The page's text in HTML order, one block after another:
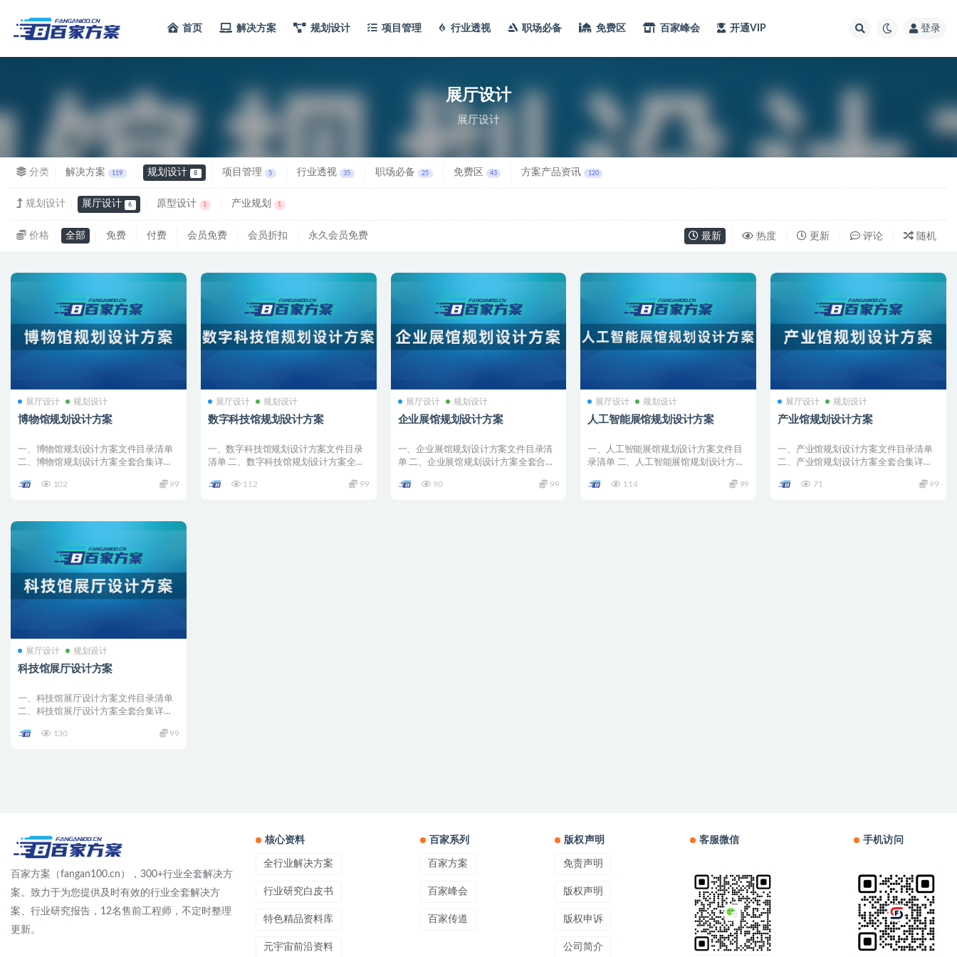
首页 解决方案 规划设计 项目管理 行业透视 职场必备 免费区 百家峰会 开通VIP 登录
展厅设计
展厅设计
分类 解决方案 119 规划设计 8 项目管理 5 行业透视 35 职场必备 25 免费区 43 方案产品资讯 120
规划设计 展厅设计 6 原型设计 1 产业规划 1
价格 全部 免费 付费 会员免费 会员折扣 永久会员免费 最新 热度 更新 评论 随机
展厅设计 规划设计
博物馆规划设计方案
一、博物馆规划设计方案文件目录清单
二、博物馆规划设计方案全套合集详情
102
99
展厅设计 规划设计
数字科技馆规划设计方案
一、数字科技馆规划设计方案文件目录
清单 二、数字科技馆规划设计方案全套
112
99
展厅设计 规划设计
企业展馆规划设计方案
一、企业展馆规划设计方案文件目录清
单 二、企业展馆规划设计方案全套合集
90
99
展厅设计 规划设计
人工智能展馆规划设计方案
一、人工智能展馆规划设计方案文件目
录清单 二、人工智能展馆规划设计方案
114
99
展厅设计 规划设计
产业馆规划设计方案
一、产业馆规划设计方案文件目录清单
二、产业馆规划设计方案全套合集详情
71
99
展厅设计 规划设计
科技馆展厅设计方案
一、科技馆展厅设计方案文件目录清单
二、科技馆展厅设计方案全套合集详情
130
99
百家方案（fangan100.cn），300+行业全套解决方
案。致力于为您提供及时有效的行业全套解决方
案、行业研究报告，12名售前工程师，不定时整理
更新。
核心资料
全行业解决方案
行业研究白皮书
特色精品资料库
元宇宙前沿资料
百家系列
百家方案
百家峰会
百家传道
版权声明
免责声明
版权声明
版权申诉
公司简介
客服微信 手机访问